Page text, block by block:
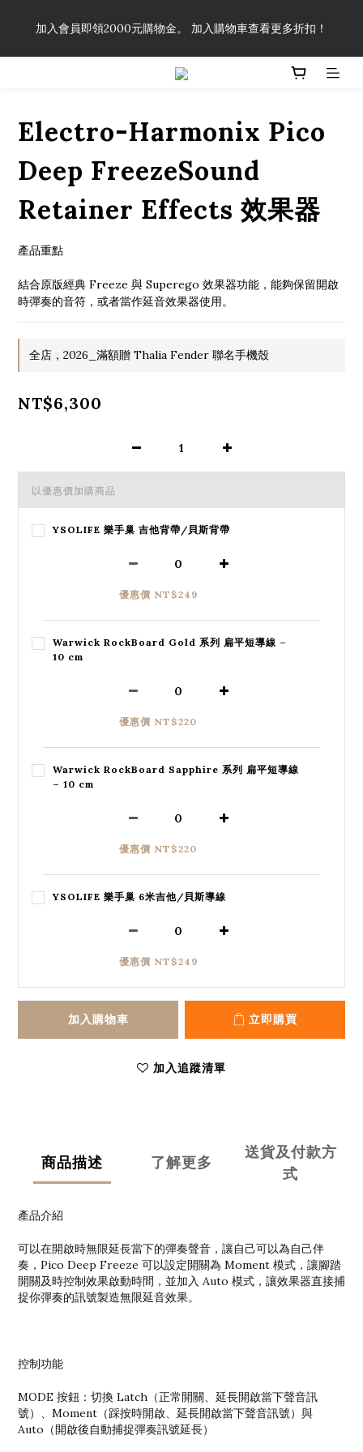
享有弦線、配件終生89折優惠！
加入會員即領2000元購物金。 加入購物車查看更多折扣！
「一生弦命！」單筆購買弦線、配件滿$999（不含運費），即可
Electro-Harmonix Pico
Deep FreezeSound
Retainer Effects 效果器
產品重點
結合原版經典 Freeze 與 Superego 效果器功能，能夠保留開啟
時彈奏的音符，或者當作延音效果器使用。
全店，2026_滿額贈 Thalia Fender 聯名手機殼
NT$6,300
以優惠價加購商品
YSOLIFE 樂手巢 吉他背帶/貝斯背帶
優惠價 NT$249
Warwick RockBoard Gold 系列 扁平短導線 –
10 cm
優惠價 NT$220
Warwick RockBoard Sapphire 系列 扁平短導線
– 10 cm
優惠價 NT$220
YSOLIFE 樂手巢 6米吉他/貝斯導線
優惠價 NT$249
加入購物車 立即購買
加入追蹤清單
商品描述 了解更多
送貨及付款方
式
產品介紹
可以在開啟時無限延長當下的彈奏聲音，讓自己可以為自己伴
奏，Pico Deep Freeze 可以設定開關為 Moment 模式，讓腳踏
開關及時控制效果啟動時間，並加入 Auto 模式，讓效果器直接捕
捉你彈奏的訊號製造無限延音效果。
控制功能
MODE 按鈕：切換 Latch（正常開關、延長開啟當下聲音訊
號）、Moment（踩按時開啟、延長開啟當下聲音訊號）與
Auto（開啟後自動捕捉彈奏訊號延長）